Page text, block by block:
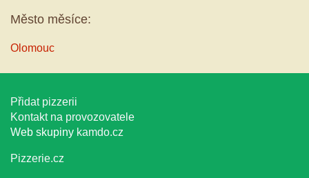
Město měsíce:
Olomouc
Přidat pizzerii
Kontakt na provozovatele
Web skupiny kamdo.cz
Pizzerie.cz